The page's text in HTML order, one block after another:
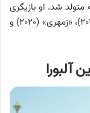
ترکیه متولد شد. او بازیگری
است که با فیلم‌های «چند روز قبل از غروب» (۲۰۲۳)، «زمهری» (۲۰۲۰) و
آلبورا